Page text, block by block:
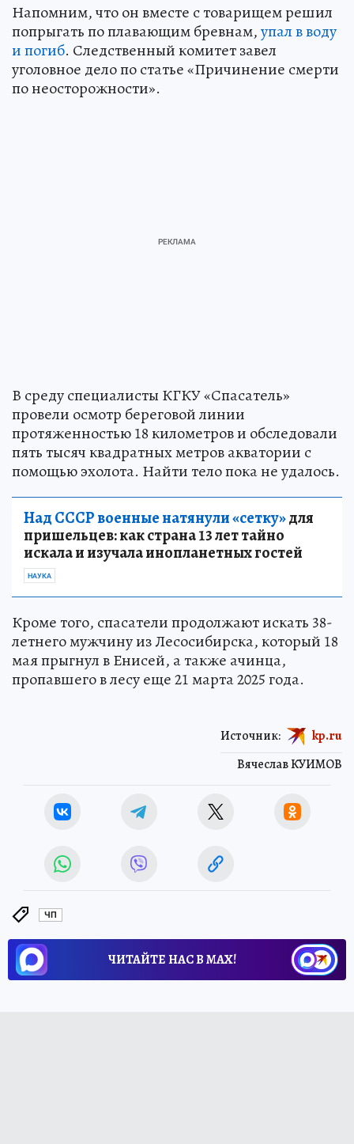
Напомним, что он вместе с товарищем решил
попрыгать по плавающим бревнам,упал в воду
и погиб. Следственный комитет завел
уголовное дело по статье «Причинение смерти
по неосторожности».
В среду специалисты КГКУ «Спасатель»
провели осмотр береговой линии
протяженностью 18 километров и обследовали
пять тысяч квадратных метров акватории с
помощью эхолота. Найти тело пока не удалось.
Над СССР военные натянули «сетку»для
пришельцев: как страна 13 лет тайно
искала и изучала инопланетных гостей
НАУКА
Кроме того, спасатели продолжают искать 38-
летнего мужчину из Лесосибирска, который 18
мая прыгнул в Енисей, а также ачинца,
пропавшего в лесу еще 21 марта 2025 года.
Вячеслав КУИМОВ
Источник: kp.ru
ЧП
ЧИТАЙТЕ НАС В МАХ!